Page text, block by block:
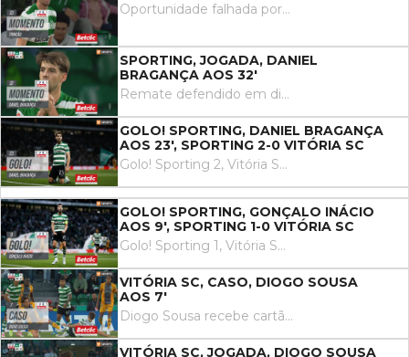
Oportunidade falhada por Trincão remate com o pé esquerdo do lado esquerdo da área. Assistência de Hidemasa Morita com um passe em profundidade.
SPORTING, JOGADA, DANIEL
BRAGANÇA AOS 32'
Remate defendido em direção ao centro da baliza. Daniel Bragança remate com o pé esquerdo no coração da área. Assistência de Maxi Araújo.
GOLO! SPORTING, DANIEL BRAGANÇA
AOS 23', SPORTING 2-0 VITÓRIA SC
Golo! Sporting 2, Vitória SC 0. Daniel Bragança remate com o pé esquerdo no coração da área.
GOLO! SPORTING, GONÇALO INÁCIO
AOS 9', SPORTING 1-0 VITÓRIA SC
Golo! Sporting 1, Vitória SC 0. Gonçalo Inácio de cabeça em frente à baliza depois de um livre.
VITÓRIA SC, CASO, DIOGO SOUSA
AOS 7'
Diogo Sousa recebe cartão amarelo por uma entrada perigosa.
VITÓRIA SC, JOGADA, DIOGO SOUSA